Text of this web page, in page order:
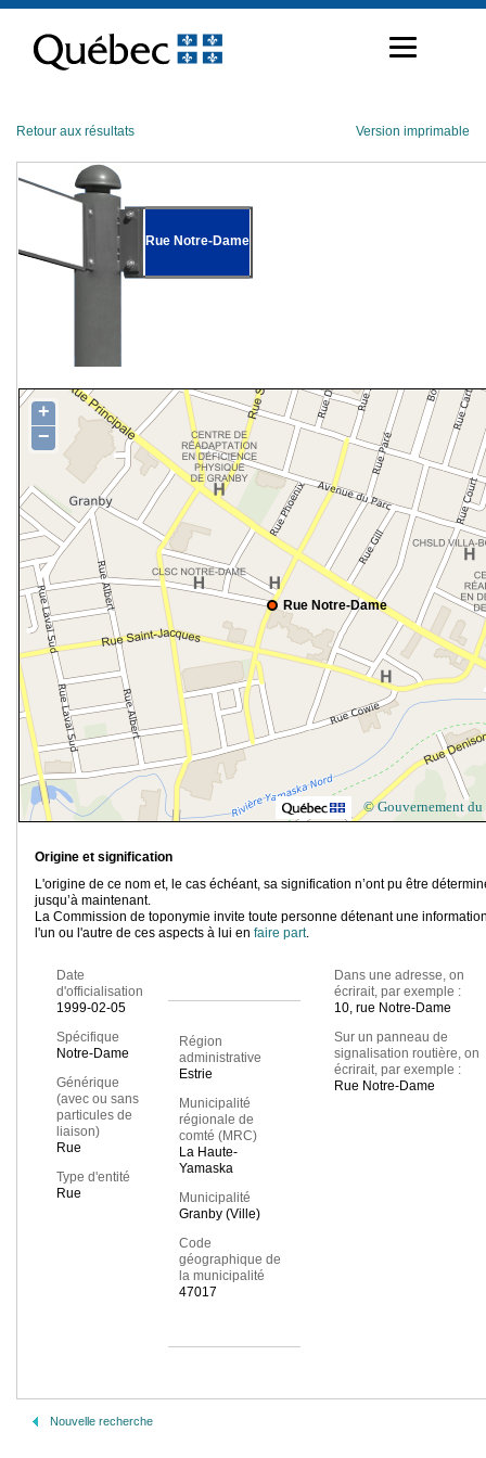
contenu
Retour aux résultats Version imprimable
Rue Notre-Dame
Rue Notre-Dame
+
−
© Gouvernement du
Origine et signification
L'origine de ce nom et, le cas échéant, sa signification n’ont pu être
jusqu’à maintenant.
La Commission de toponymie invite toute personne détenant une
l'un ou l'autre de ces aspects à lui en faire part.
Date
d'officialisation
1999-02-05
Spécifique
Notre-Dame
Générique
(avec ou sans
particules de
liaison)
Rue
Type d'entité
Rue
Région
administrative
Estrie
Municipalité
régionale de
comté (MRC)
La Haute-
Yamaska
Municipalité
Granby (Ville)
Code
géographique de
la municipalité
47017
Dans une adresse, on
écrirait, par exemple :
10, rue Notre-Dame
Sur un panneau de
signalisation routière, on
écrirait, par exemple :
Rue Notre-Dame
Nouvelle recherche